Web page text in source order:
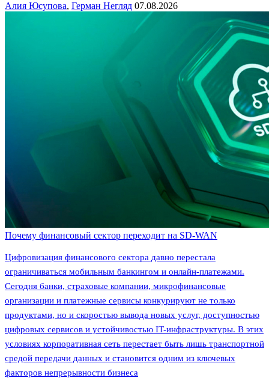
Алия Юсупова, Герман Негляд 07.08.2026
Почему финансовый сектор переходит на SD-WAN
Цифровизация финансового сектора давно перестала
ограничиваться мобильным банкингом и онлайн-платежами.
Сегодня банки, страховые компании, микрофинансовые
организации и платежные сервисы конкурируют не только
продуктами, но и скоростью вывода новых услуг, доступностью
цифровых сервисов и устойчивостью IT-инфраструктуры. В этих
условиях корпоративная сеть перестает быть лишь транспортной
средой передачи данных и становится одним из ключевых
факторов непрерывности бизнеса